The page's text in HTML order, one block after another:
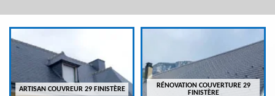
ARTISAN COUVREUR 29 FINISTÈRE
RÉNOVATION COUVERTURE 29
FINISTÈRE